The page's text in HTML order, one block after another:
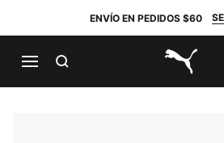
ENVÍO EN PEDIDOS $60